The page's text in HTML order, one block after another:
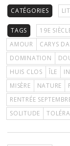
CATÉGORIES
TAGS 19E
AMOUR
CARYS
DOMINATION
HUIS CLOS
ÎLE
MISÈRE
NATURE
RENTRÉE
SOLITUDE